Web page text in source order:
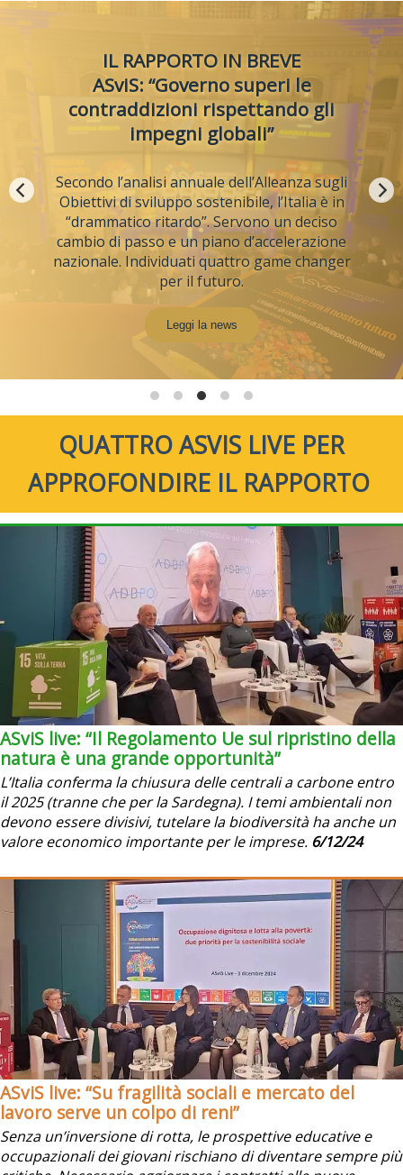
PODCAST
Focus su edilizia, Green deal,
crescita e occupazione
Ad Alta sostenibilità, dopo la presentazione del
documento annuale dell’Alleanza, una puntata
sul settore delle costruzioni. Ospiti: Ferrari
(Cgil), Giovannini (ASviS), Ricci (Ance). In studio
Manieri e Viettone.
Ascolta ora
QUATTRO ASVIS LIVE PER
APPROFONDIRE IL RAPPORTO
ASviS live: “Il Regolamento Ue sul ripristino della
natura è una grande opportunità”
L’Italia conferma la chiusura delle centrali a carbone entro
il 2025 (tranne che per la Sardegna). I temi ambientali non
devono essere divisivi, tutelare la biodiversità ha anche un
valore economico importante per le imprese. 6/12/24
ASviS live: “Su fragilità sociali e mercato del
lavoro serve un colpo di reni”
Senza un’inversione di rotta, le prospettive educative e
occupazionali dei giovani rischiano di diventare sempre più